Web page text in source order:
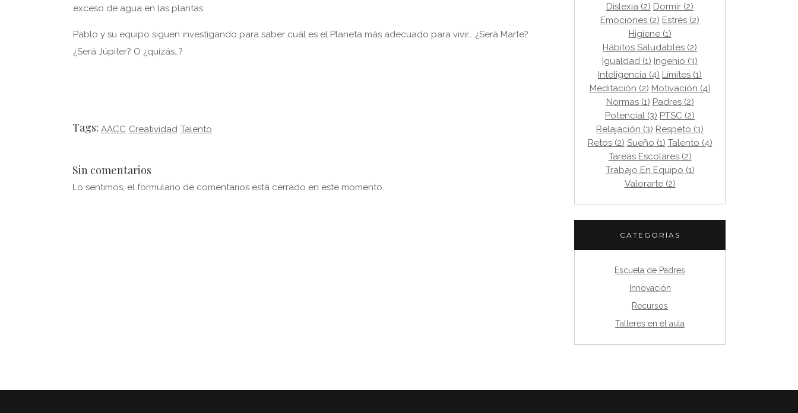
exceso de agua en las plantas.
Pablo y su equipo siguen investigando para saber cuál es el Planeta más adecuado para vivir… ¿Será Marte?
¿Será Júpiter? O ¿quizás…?
Tags: AACC Creatividad Talento
Sin comentarios
Lo sentimos, el formulario de comentarios está cerrado en este momento.
Dislexia (2) Dormir (2)
Emociones (2) Estrés (2)
Higiene(1)
Hábitos Saludables (2)
Igualdad (1) Ingenio (3)
Inteligencia (4) Límites (1)
Meditación (2) Motivación (4)
Normas(1) Padres(2)
Potencial (3) PTSC (2)
Relajación (3) Respeto (3)
Retos(2) Sueño (1) Talento (4)
Tareas Escolares(2)
Trabajo En Equipo (1)
Valorarte(2)
CATEGORÍAS
Escuela de Padres
Innovación
Recursos
Talleres en el aula